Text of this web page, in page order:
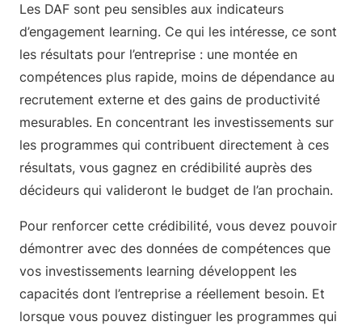
Les DAF sont peu sensibles aux indicateurs
d’engagement learning. Ce qui les intéresse, ce sont
les résultats pour l’entreprise : une montée en
compétences plus rapide, moins de dépendance au
recrutement externe et des gains de productivité
mesurables. En concentrant les investissements sur
les programmes qui contribuent directement à ces
résultats, vous gagnez en crédibilité auprès des
décideurs qui valideront le budget de l’an prochain.
Pour renforcer cette crédibilité, vous devez pouvoir
démontrer avec des données de compétences que
vos investissements learning développent les
capacités dont l’entreprise a réellement besoin. Et
lorsque vous pouvez distinguer les programmes qui